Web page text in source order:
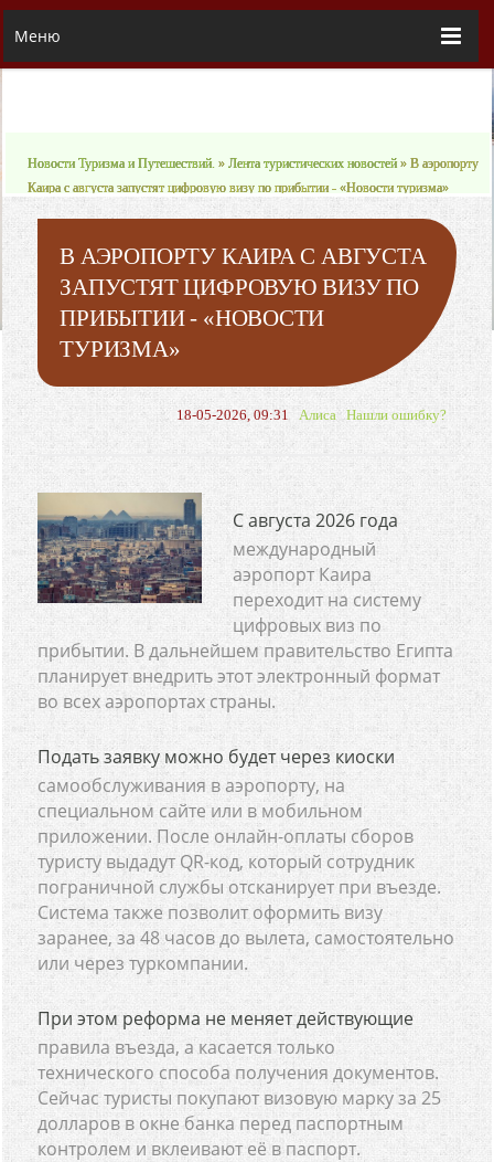
Меню
Новости Туризма и Путешествий. »Лента туристических новостей » В аэропорту
Каира с августа запустят цифровую визу по прибытии - «Новости туризма»
В АЭРОПОРТУ КАИРА С АВГУСТА
ЗАПУСТЯТ ЦИФРОВУЮ ВИЗУ ПО
ПРИБЫТИИ - «НОВОСТИ
ТУРИЗМА»
18-05-2026, 09:31 Алиса Нашли ошибку?
С августа 2026 года
международный
аэропорт Каира
переходит на систему
цифровых виз по
прибытии. В дальнейшем правительство Египта
планирует внедрить этот электронный формат
во всех аэропортах страны.
Подать заявку можно будет через киоски
самообслуживания в аэропорту, на
специальном сайте или в мобильном
приложении. После онлайн-оплаты сборов
туристу выдадут QR-код, который сотрудник
пограничной службы отсканирует при въезде.
Система также позволит оформить визу
заранее, за 48 часов до вылета, самостоятельно
или через туркомпании.
При этом реформа не меняет действующие
правила въезда, а касается только
технического способа получения документов.
Сейчас туристы покупают визовую марку за 25
долларов в окне банка перед паспортным
контролем и вклеивают её в паспорт.